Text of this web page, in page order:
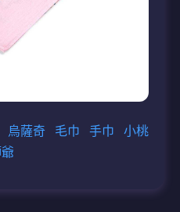
烏薩奇 毛巾 手巾 小桃